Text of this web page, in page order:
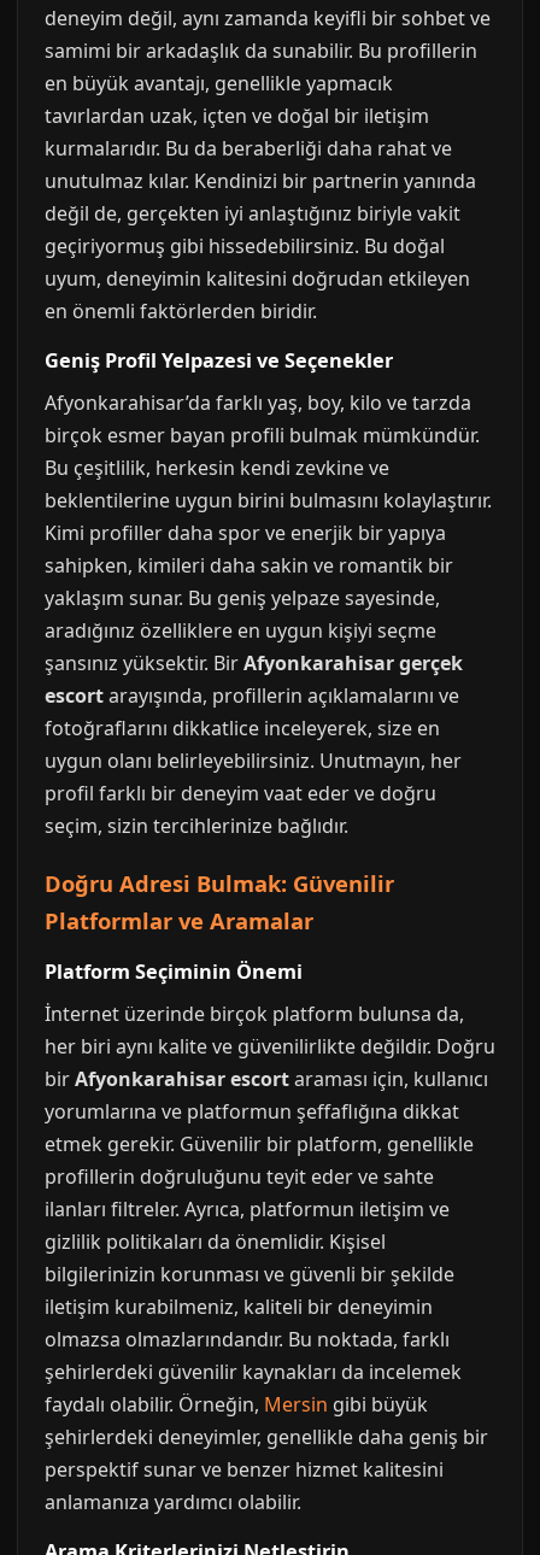
deneyim değil, aynı zamanda keyifli bir sohbet ve
samimi bir arkadaşlık da sunabilir. Bu profillerin
en büyük avantajı, genellikle yapmacık
tavırlardan uzak, içten ve doğal bir iletişim
kurmalarıdır. Bu da beraberliği daha rahat ve
unutulmaz kılar. Kendinizi bir partnerin yanında
değil de, gerçekten iyi anlaştığınız biriyle vakit
geçiriyormuş gibi hissedebilirsiniz. Bu doğal
uyum, deneyimin kalitesini doğrudan etkileyen
en önemli faktörlerden biridir.
Geniş Profil Yelpazesi ve Seçenekler
Afyonkarahisar’da farklı yaş, boy, kilo ve tarzda
birçok esmer bayan profili bulmak mümkündür.
Bu çeşitlilik, herkesin kendi zevkine ve
beklentilerine uygun birini bulmasını kolaylaştırır.
Kimi profiller daha spor ve enerjik bir yapıya
sahipken, kimileri daha sakin ve romantik bir
yaklaşım sunar. Bu geniş yelpaze sayesinde,
aradığınız özelliklere en uygun kişiyi seçme
şansınız yüksektir. BirAfyonkarahisar gerçek
escortarayışında, profillerin açıklamalarını ve
fotoğraflarını dikkatlice inceleyerek, size en
uygun olanı belirleyebilirsiniz. Unutmayın, her
profil farklı bir deneyim vaat eder ve doğru
seçim, sizin tercihlerinize bağlıdır.
Doğru Adresi Bulmak: Güvenilir
Platformlar ve Aramalar
Platform Seçiminin Önemi
İnternet üzerinde birçok platform bulunsa da,
her biri aynı kalite ve güvenilirlikte değildir. Doğru
birAfyonkarahisar escortaraması için, kullanıcı
yorumlarına ve platformun şeffaflığına dikkat
etmek gerekir. Güvenilir bir platform, genellikle
profillerin doğruluğunu teyit eder ve sahte
ilanları filtreler. Ayrıca, platformun iletişim ve
gizlilik politikaları da önemlidir. Kişisel
bilgilerinizin korunması ve güvenli bir şekilde
iletişim kurabilmeniz, kaliteli bir deneyimin
olmazsa olmazlarındandır. Bu noktada, farklı
şehirlerdeki güvenilir kaynakları da incelemek
faydalı olabilir. Örneğin, Mersin gibi büyük
şehirlerdeki deneyimler, genellikle daha geniş bir
perspektif sunar ve benzer hizmet kalitesini
anlamanıza yardımcı olabilir.